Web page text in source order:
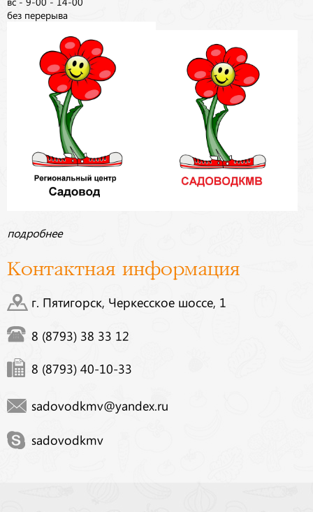
вс - 9-00 - 14-00
без перерыва
подробнее
Контактная информация
г. Пятигорск, Черкесское шоссе, 1
8 (8793) 38 33 12
8 (8793) 40-10-33
sadovodkmv@yandex.ru
sadovodkmv